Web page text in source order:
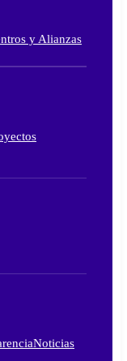
y Alianzas
Noticias